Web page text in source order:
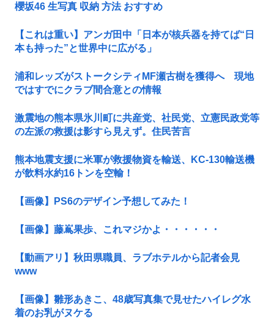
櫻坂46 生写真 収納 方法 おすすめ
【これは重い】アンガ田中「日本が核兵器を持てば“日
本も持った”と世界中に広がる」
浦和レッズがストークシティMF瀬古樹を獲得へ 現地
ではすでにクラブ間合意との情報
激震地の熊本県氷川町に共産党、社民党、立憲民政党等
の左派の救援は影すら見えず。住民苦言
熊本地震支援に米軍が救援物資を輸送、KC-130輸送機
が飲料水約16トンを空輸！
【画像】PS6のデザイン予想してみた！
【画像】藤嶌果歩、これマジかよ・・・・・・
【動画アリ】秋田県職員、ラブホテルから記者会見
www
【画像】雛形あきこ、48歳写真集で見せたハイレグ水
着のお乳がヌケる